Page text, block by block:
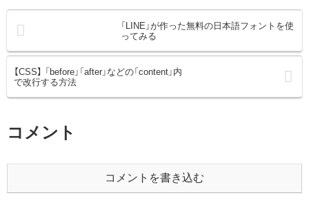
「LINE」が作った無料の日本語フォントを使
ってみる
【CSS】 「before」「after」などの「content」内
で改行する方法
コメント
コメントを書き込む